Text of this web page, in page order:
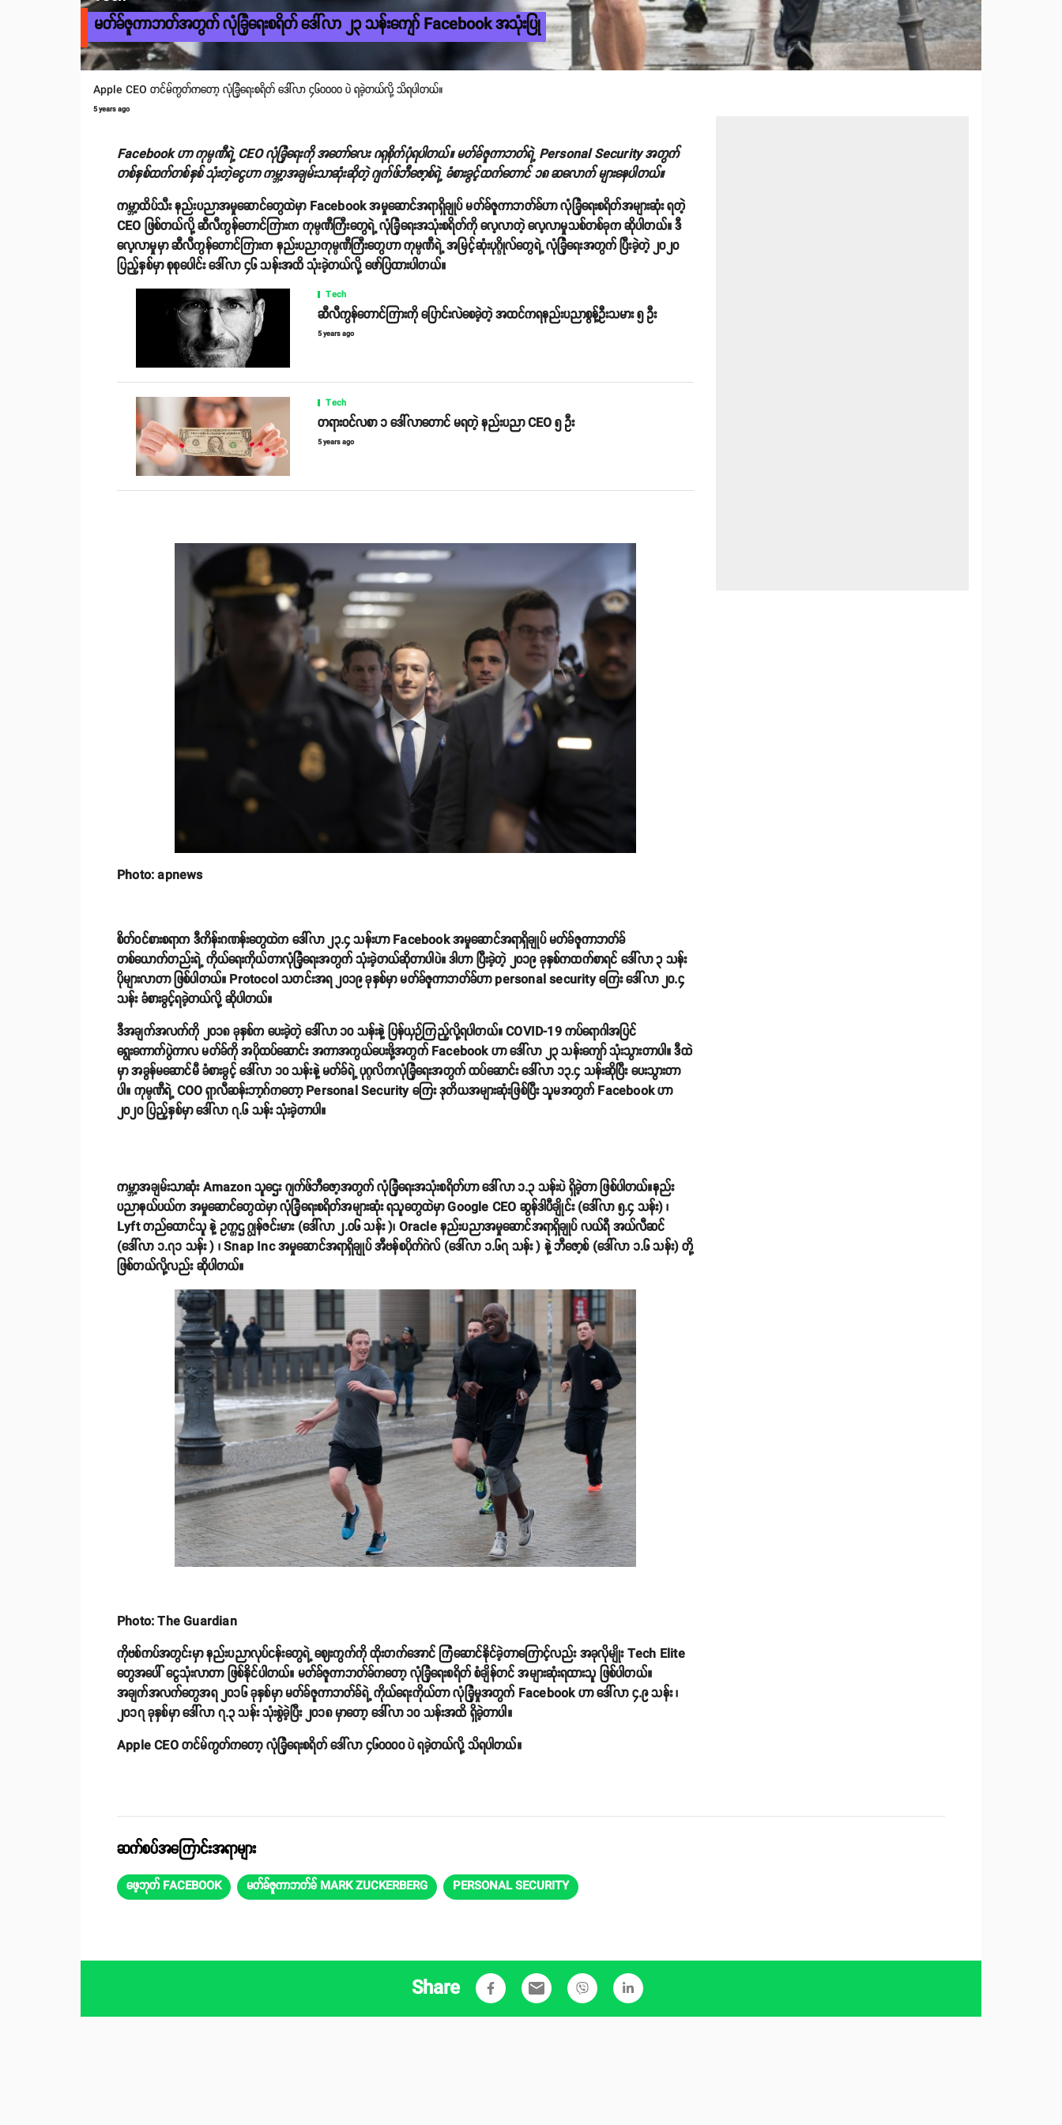
မတ်ခ်ဇူကာဘတ်အတွက် လုံခြုံရေးစရိတ် ဒေါ်လာ ၂၃ သန်းကျော် Facebook အသုံးပြု
Apple CEO တင်မ်ကွတ်ကတော့ လုံခြုံရေးစရိတ် ဒေါ်လာ ၄၆၀၀၀၀ ပဲ ရခဲ့တယ်လို့ သိရပါတယ်။
5 years ago
Facebook ဟာ ကုမ္ပဏီရဲ့ CEO လုံခြုံရေးကို အတော်လေး ဂရုစိုက်ပုံရပါတယ်။ မတ်ခ်ဇူကာဘတ်ရဲ့ Personal Security အတွက်
တစ်နှစ်ထက်တစ်နှစ် သုံးတဲ့ငွေဟာ ကမ္ဘာ့အချမ်းသာဆုံးဆိုတဲ့ ဂျက်ဖ်ဘီဇော့စ်ရဲ့ ခံစားခွင့်ထက်တောင် ၁၈ ဆလောက် များနေပါတယ်။
ကမ္ဘာ့ထိပ်သီး နည်းပညာအမှုဆောင်တွေထဲမှာ Facebook အမှုဆောင်အရာရှိချုပ် မတ်ခ်ဇူကာဘတ်ခ်ဟာ လုံခြုံရေးစရိတ်အများဆုံး ရတဲ့
CEO ဖြစ်တယ်လို့ ဆီလီကွန်တောင်ကြားက ကုမ္ပဏီကြီးတွေရဲ့ လုံခြုံရေးအသုံးစရိတ်ကို လေ့လာတဲ့ လေ့လာမှုသစ်တစ်ခုက ဆိုပါတယ်။ ဒီ
လေ့လာမှုမှာ ဆီလီကွန်တောင်ကြားက နည်းပညာကုမ္ပဏီကြီးတွေဟာ ကုမ္ပဏီရဲ့ အမြင့်ဆုံးပုဂ္ဂိုလ်တွေရဲ့ လုံခြုံရေးအတွက် ပြီးခဲ့တဲ့ ၂၀၂၀
ပြည့်နှစ်မှာ စုစုပေါင်း ဒေါ်လာ ၄၆ သန်းအထိ သုံးခဲ့တယ်လို့ ဖော်ပြထားပါတယ်။
Tech
ဆီလီကွန်တောင်ကြားကို ပြောင်းလဲစေခဲ့တဲ့ အထင်ကရနည်းပညာစွန့်ဦးသမား ၅ ဦး
5 years ago
Tech
တရားဝင်လစာ ၁ ဒေါ်လာတောင် မရတဲ့ နည်းပညာ CEO ၅ ဦး
5 years ago
Photo: apnews
စိတ်ဝင်စားစရာက ဒီကိန်းဂဏန်းတွေထဲက ဒေါ်လာ ၂၃.၄ သန်းဟာ Facebook အမှုဆောင်အရာရှိချုပ် မတ်ခ်ဇူကာဘတ်ခ်
တစ်ယောက်တည်းရဲ့ ကိုယ်ရေးကိုယ်တာလုံခြုံရေးအတွက် သုံးခဲ့တယ်ဆိုတာပါပဲ။ ဒါဟာ ပြီးခဲ့တဲ့ ၂၀၁၉ ခုနှစ်ကထက်စာရင် ဒေါ်လာ ၃ သန်း
ပိုများလာတာ ဖြစ်ပါတယ်။ Protocol သတင်းအရ ၂၀၁၉ ခုနှစ်မှာ မတ်ခ်ဇူကာဘတ်ခ်ဟာ personal security ကြေး ဒေါ်လာ ၂၀.၄
သန်း ခံစားခွင့်ရခဲ့တယ်လို့ ဆိုပါတယ်။
ဒီအချက်အလက်ကို ၂၀၁၈ ခုနှစ်က ပေးခဲ့တဲ့ ဒေါ်လာ ၁၀ သန်းနဲ့ ပြန်ယှဉ်ကြည့်လို့ရပါတယ်။ COVID-19 ကပ်ရောဂါအပြင်
ရွေးကောက်ပွဲကာလ မတ်ခ်ကို အပိုထပ်ဆောင်း အကာအကွယ်ပေးဖို့အတွက် Facebook ဟာ ဒေါ်လာ ၂၃ သန်းကျော် သုံးသွားတာပါ။ ဒီထဲ
မှာ အခွန်မဆောင်မီ ခံစားခွင့် ဒေါ်လာ ၁၀ သန်းနဲ့ မတ်ခ်ရဲ့ ပုဂ္ဂလိကလုံခြုံရေးအတွက် ထပ်ဆောင်း ဒေါ်လာ ၁၃.၄ သန်းဆိုပြီး ပေးသွားတာ
ပါ။ ကုမ္ပဏီရဲ့ COO ရှာလီဆန်းဘာ့ဂ်ကတော့ Personal Security ကြေး ဒုတိယအများဆုံးဖြစ်ပြီး သူမအတွက် Facebook ဟာ
၂၀၂၀ ပြည့်နှစ်မှာ ဒေါ်လာ ၇.၆ သန်း သုံးခဲ့တာပါ။
ကမ္ဘာ့အချမ်းသာဆုံး Amazon သူဌေး ဂျက်ဖ်ဘီဇော့အတွက် လုံခြုံရေးအသုံးစရိတ်ဟာ ဒေါ်လာ ၁.၃ သန်းပဲ ရှိခဲ့တာ ဖြစ်ပါတယ်။နည်း
ပညာနယ်ပယ်က အမှုဆောင်တွေထဲမှာ လုံခြုံရေးစရိတ်အများဆုံး ရသူတွေထဲမှာ Google CEO ဆွန်ဒါပီချိုင်း (ဒေါ်လာ ၅.၄ သန်း) ၊
Lyft တည်ထောင်သူ နဲ့ ဥက္ကဌ ဂျွန်ဇင်းမား (ဒေါ်လာ ၂.၀၆ သန်း )၊ Oracle နည်းပညာအမှုဆောင်အရာရှိချုပ် လယ်ရီ အယ်လီဆင်
(ဒေါ်လာ ၁.၇၁ သန်း ) ၊ Snap Inc အမှုဆောင်အရာရှိချုပ် အီဗန်စပိုက်ဂဲလ် (ဒေါ်လာ ၁.၆၇ သန်း ) နဲ့ ဘီဇော့စ် (ဒေါ်လာ ၁.၆ သန်း) တို့
ဖြစ်တယ်လို့လည်း ဆိုပါတယ်။
Photo: The Guardian
ကိုဗစ်ကပ်အတွင်းမှာ နည်းပညာလုပ်ငန်းတွေရဲ့ ဈေးကွက်ကို ထိုးတက်အောင် ကြံဆောင်နိုင်ခဲ့တာကြောင့်လည်း အခုလိုမျိုး Tech Elite
တွေအပေါ် ငွေသုံးလာတာ ဖြစ်နိုင်ပါတယ်။ မတ်ခ်ဇူကာဘတ်ခ်ကတော့ လုံခြုံရေးစရိတ် စံချိန်တင် အများဆုံးရထားသူ ဖြစ်ပါတယ်။
အချက်အလက်တွေအရ ၂၀၁၆ ခုနှစ်မှာ မတ်ခ်ဇူကာဘတ်ခ်ရဲ့ ကိုယ်ရေးကိုယ်တာ လုံခြုံမှုအတွက် Facebook ဟာ ဒေါ်လာ ၄.၉ သန်း ၊
၂၀၁၇ ခုနှစ်မှာ ဒေါ်လာ ၇.၃ သန်း သုံးစွဲခဲ့ပြီး ၂၀၁၈ မှာတော့ ဒေါ်လာ ၁၀ သန်းအထိ ရှိခဲ့တာပါ။
Apple CEO တင်မ်ကွတ်ကတော့ လုံခြုံရေးစရိတ် ဒေါ်လာ ၄၆၀၀၀၀ ပဲ ရခဲ့တယ်လို့ သိရပါတယ်။
ဆက်စပ်အကြောင်းအရာများ
ဖေ့ဘုတ် FACEBOOK မတ်ခ်ဇူကာဘတ်ခ် MARK ZUCKERBERG PERSONAL SECURITY
Share email